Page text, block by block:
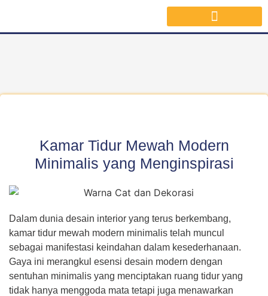
Kamar Tidur Mewah Modern
Minimalis yang Menginspirasi
Dalam dunia desain interior yang terus berkembang,
kamar tidur mewah modern minimalis telah muncul
sebagai manifestasi keindahan dalam kesederhanaan.
Gaya ini merangkul esensi desain modern dengan
sentuhan minimalis yang menciptakan ruang tidur yang
tidak hanya menggoda mata tetapi juga menawarkan